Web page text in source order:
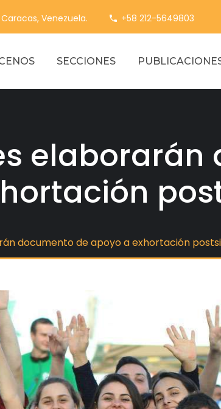
Venezuela. +58 212-5649803
SECCIONES
documento de apoyo a exhortación